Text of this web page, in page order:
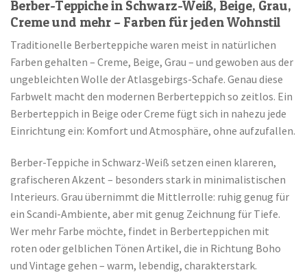
Berber-Teppiche in Schwarz-Weiß, Beige, Grau,
Creme und mehr – Farben für jeden Wohnstil
Traditionelle Berberteppiche waren meist in natürlichen
Farben gehalten – Creme, Beige, Grau – und gewoben aus der
ungebleichten Wolle der Atlasgebirgs-Schafe. Genau diese
Farbwelt macht den modernen Berberteppich so zeitlos. Ein
Berberteppich in Beige oder Creme fügt sich in nahezu jede
Einrichtung ein: Komfort und Atmosphäre, ohne aufzufallen.
Berber-Teppiche in Schwarz-Weiß setzen einen klareren,
grafischeren Akzent – besonders stark in minimalistischen
Interieurs. Grau übernimmt die Mittlerrolle: ruhig genug für
ein Scandi-Ambiente, aber mit genug Zeichnung für Tiefe.
Wer mehr Farbe möchte, findet in Berberteppichen mit
roten oder gelblichen Tönen Artikel, die in Richtung Boho
und Vintage gehen – warm, lebendig, charakterstark.